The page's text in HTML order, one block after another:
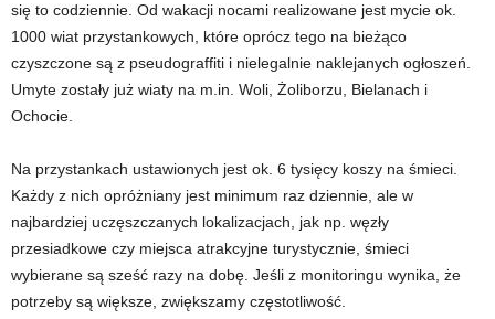
się to codziennie. Od wakacji nocami realizowane jest mycie ok.
1000 wiat przystankowych, które oprócz tego na bieżąco
czyszczone są z pseudograffiti i nielegalnie naklejanych ogłoszeń.
Umyte zostały już wiaty na m.in. Woli, Żoliborzu, Bielanach i
Ochocie.
Na przystankach ustawionych jest ok. 6 tysięcy koszy na śmieci.
Każdy z nich opróżniany jest minimum raz dziennie, ale w
najbardziej uczęszczanych lokalizacjach, jak np. węzły
przesiadkowe czy miejsca atrakcyjne turystycznie, śmieci
wybierane są sześć razy na dobę. Jeśli z monitoringu wynika, że
potrzeby są większe, zwiększamy częstotliwość.